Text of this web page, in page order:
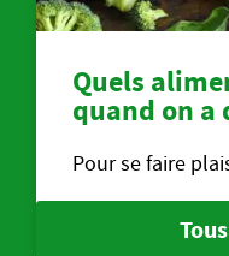
Quels
quand on a
Pour se faire